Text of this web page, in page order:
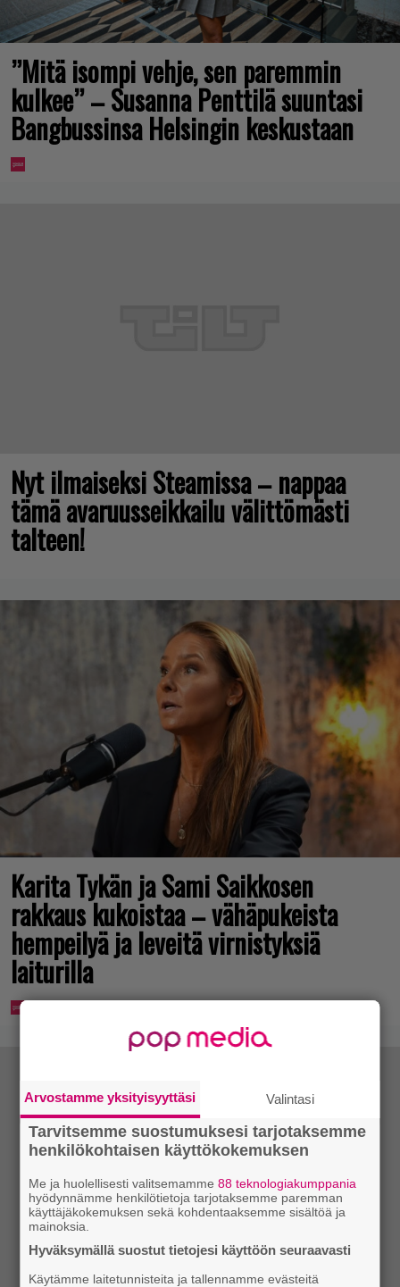
”Mitä isompi vehje, sen paremmin
kulkee” – Susanna Penttilä suuntasi
Bangbussinsa Helsingin keskustaan
Nyt ilmaiseksi Steamissa – nappaa
tämä avaruusseikkailu välittömästi
talteen!
Karita Tykän ja Sami Saikkosen
rakkaus kukoistaa – vähäpukeista
hempeilyä ja leveitä virnistyksiä
laiturilla
Arvostamme yksityisyyttäsi Valintasi
Tarvitsemme suostumuksesi tarjotaksemme
henkilökohtaisen käyttökokemuksen
Me ja huolellisesti valitsemamme88 teknologiakumppania
hyödynnämme henkilötietoja tarjotaksemme paremman
käyttäjäkokemuksen sekä kohdentaaksemme sisältöä ja
mainoksia.
Hyväksymällä suostut tietojesi käyttöön seuraavasti
Käytämme laitetunnisteita ja tallennamme evästeitä